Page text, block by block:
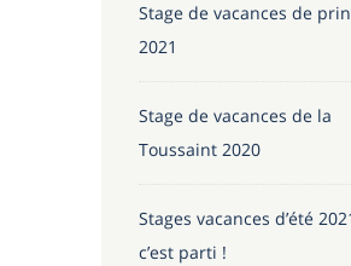
Stage de vacances de
2021
Stage de vacances de la
Toussaint 2020
Stages vacances d’été
c’est parti !